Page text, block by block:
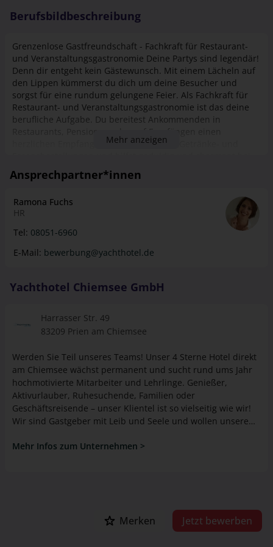
Merken Jetzt bewerben
Berufsbildbeschreibung
Grenzenlose Gastfreundschaft - Fachkraft für Restaurant-
und Veranstaltungsgastronomie Deine Partys sind legendär!
Denn dir entgeht kein Gästewunsch. Mit einem Lächeln auf
den Lippen kümmerst du dich um deine Besucher und
sorgst für eine rundum gelungene Feier. Als Fachkraft für
Restaurant- und Veranstaltungsgastronomie ist das deine
berufliche Aufgabe. Du bereitest Ankommenden in
herzlichen Empfang, kümmerst dich um Getränke- und
kleinen Problemen. Doch damit nicht genug! Je nach
Arbeitgeber bist du auch in die Organisation und
an der Bar. Und dies nicht zwangsläufig nur in Deutschland.
Als Fachkraft für Restaurant- und
Veranstaltungsgastronomie steht dir im wahrsten Sinne des
Sprachkenntnissen zauberst du vielleicht schon bald in
Mehr anzeigen
Ansprechpartner*innen
Ramona Fuchs
HR
Tel: 08051-6960
E-Mail: bewerbung@yachthotel.de
Yachthotel Chiemsee GmbH
Harrasser Str. 49
83209 Prien am Chiemsee
Werden Sie Teil unseres Teams! Unser 4 Sterne Hotel direkt
am Chiemsee wächst permanent und sucht rund ums Jahr
hochmotivierte Mitarbeiter und Lehrlinge. Genießer,
Aktivurlauber, Ruhesuchende, Familien oder
Geschäftsreisende – unser Klientel ist so vielseitig wie wir!
Wir sind Gastgeber mit Leib und Seele und wollen unsere
Mitarbeiter in Service, Küche, Housekeeping und
Wir freuen uns auf Ihre aussagekräftige Bewerbung.
Mehr Infos zum Unternehmen >